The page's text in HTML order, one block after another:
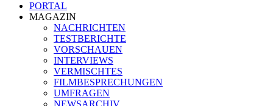
PORTAL
MAGAZIN
NACHRICHTEN
TESTBERICHTE
VORSCHAUEN
INTERVIEWS
VERMISCHTES
FILMBESPRECHUNGEN
UMFRAGEN
NEWSARCHIV